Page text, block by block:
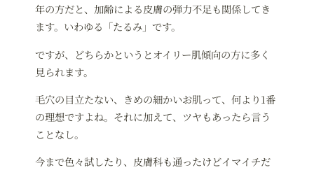
年の方だと、加齢による皮膚の弾力不足も関係してき
ます。いわゆる「たるみ」です。
ですが、どちらかというとオイリー肌傾向の方に多く
見られます。
毛穴の目立たない、きめの細かいお肌って、何より1番
の理想ですよね。それに加えて、ツヤもあったら言う
ことなし。
今まで色々試したり、皮膚科も通ったけどイマイチだ